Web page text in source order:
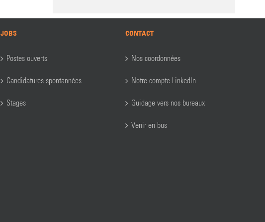
JOBS
Postes ouverts
Candidatures spontannées
Stages
CONTACT
Nos coordonnées
Notre compte LinkedIn
Guidage vers nos bureaux
Venir en bus